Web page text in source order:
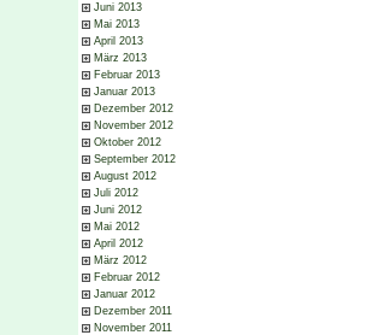
Juni 2013
Mai 2013
April 2013
März 2013
Februar 2013
Januar 2013
Dezember 2012
November 2012
Oktober 2012
September 2012
August 2012
Juli 2012
Juni 2012
Mai 2012
April 2012
März 2012
Februar 2012
Januar 2012
Dezember 2011
November 2011